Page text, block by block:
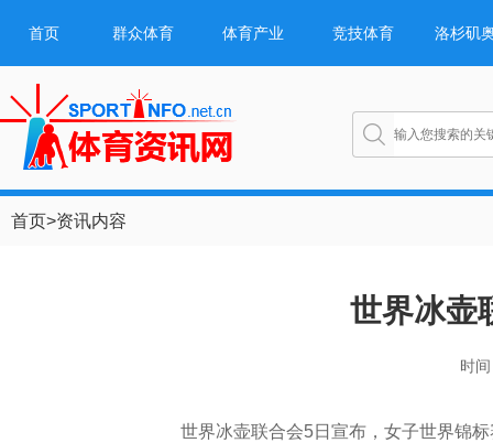
首页 群众体育 体育产业 竞技体育 洛杉矶
首页>资讯内容
世界冰壶
时
世界冰壶联合会5日宣布，女子世界锦标